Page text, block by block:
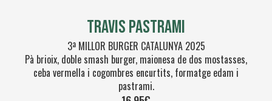
TRAVIS PASTRAMI
3ª MILLOR BURGER CATALUNYA 2025
Pà brioix, doble smash burger, maionesa de dos mostasses,
ceba vermella i cogombres encurtits, formatge edam i
pastrami.